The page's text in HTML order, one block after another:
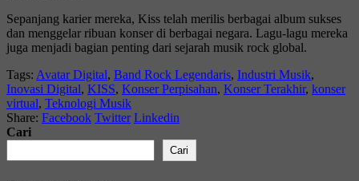
Sepanjang karier mereka, Kiss telah merilis berbagai album sukses
dan menggelar ribuan konser di berbagai negara. Lagu-lagu mereka
juga menjadi bagian penting dari sejarah musik rock global.
Tags: Avatar Digital, Band Rock Legendaris, Industri Musik,
Inovasi Digital, KISS, Konser Perpisahan, Konser Terakhir, konser
virtual, Teknologi Musik
Share: Facebook Twitter Linkedin
Cari
Cari